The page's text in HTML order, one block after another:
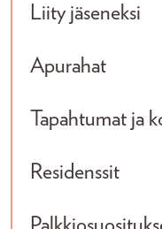
Liity jäseneksi
Apurahat
Tapahtumat ja
Residenssit